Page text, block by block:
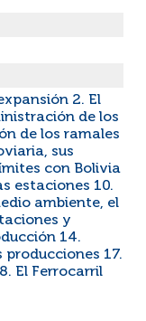
2. El
de los
de los ramales
sus
con Bolivia
estaciones 10.
ambiente, el
y
14.
producciones 17.
El Ferrocarril